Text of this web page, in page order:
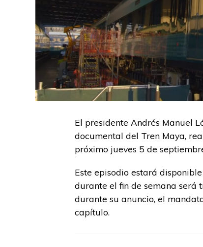
El presidente Andrés Manuel
documental del Tren Maya,
próximo jueves 5 de
Este episodio estará
durante el fin de semana será
durante su anuncio, el
capítulo.